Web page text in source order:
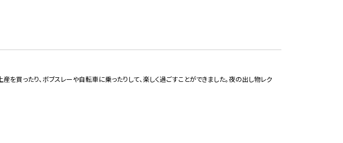
買ったり、ボブスレーや自転車に乗ったりして、楽しく過ごすことができました。夜の出し物レク